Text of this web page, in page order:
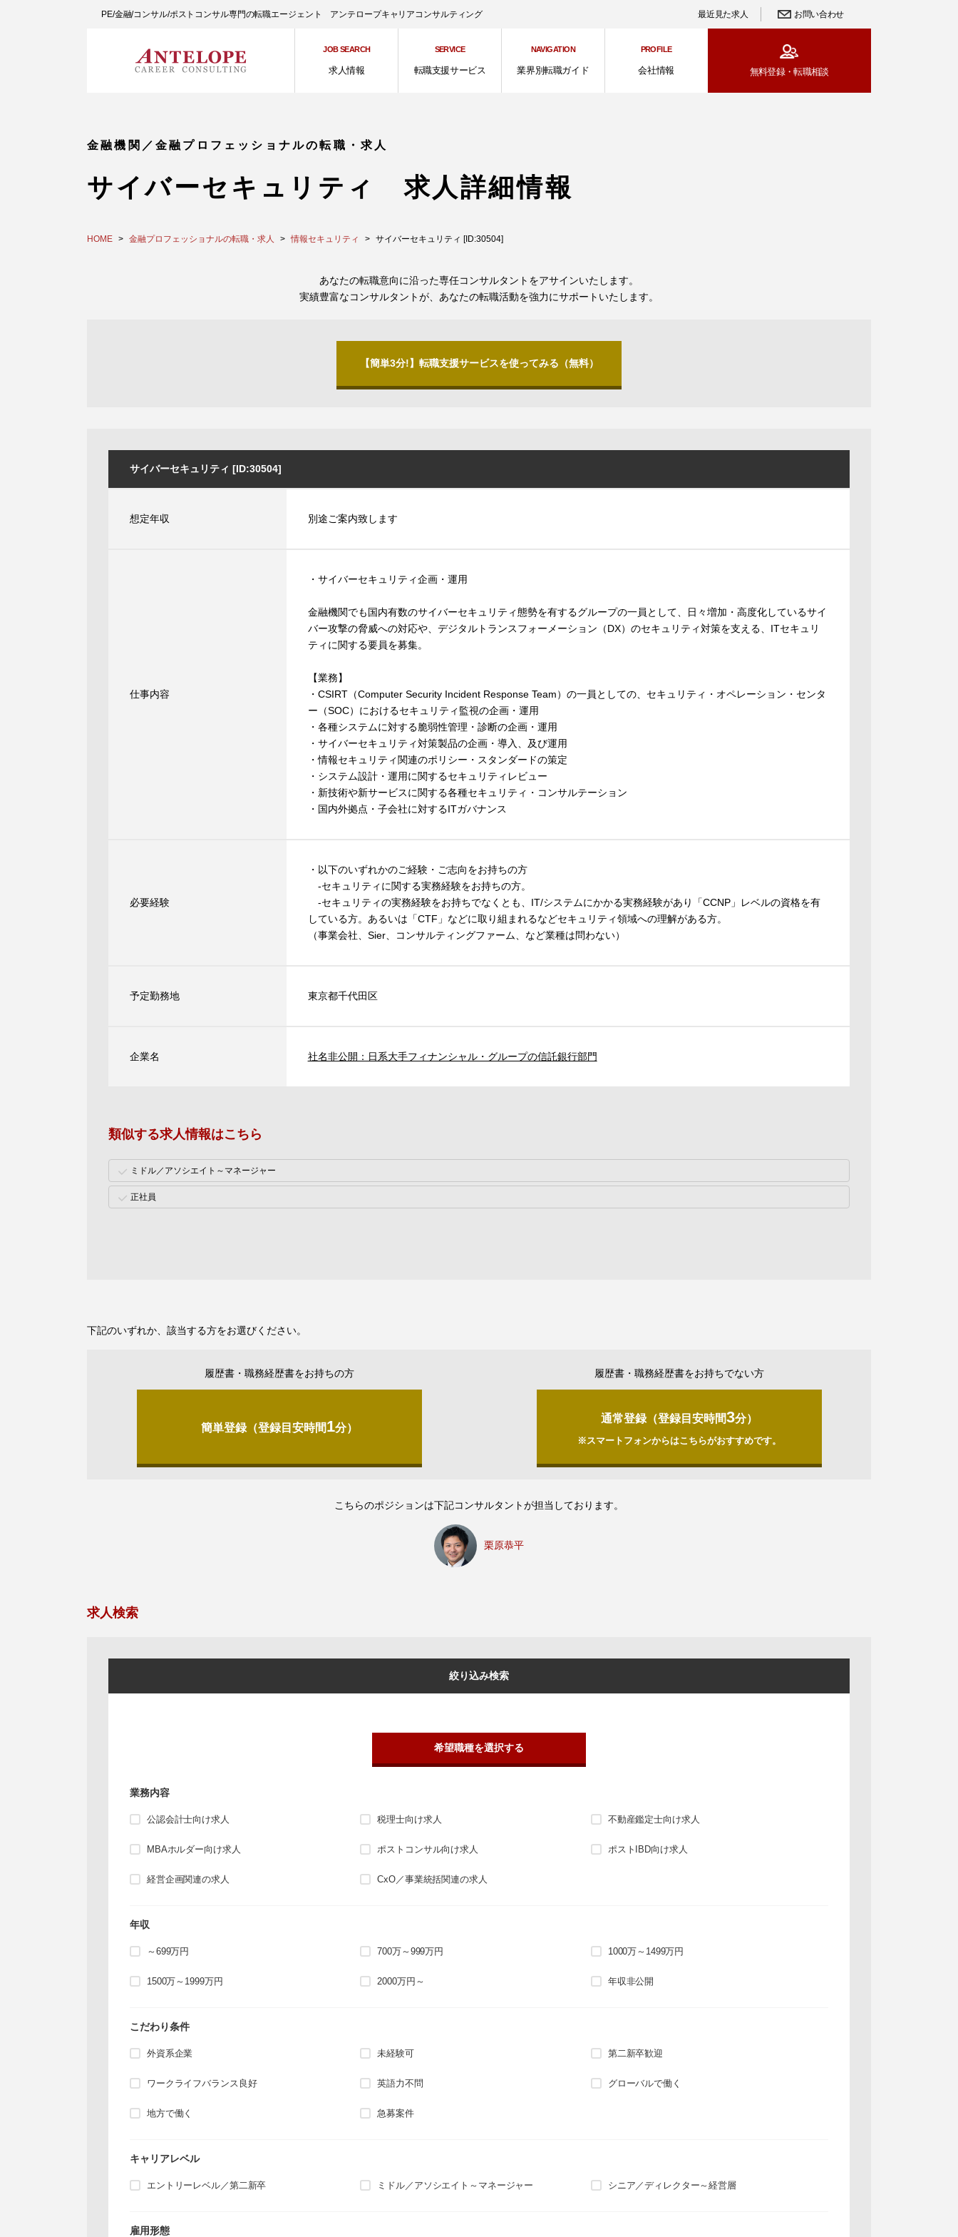
PE/金融/コンサル/ポストコンサル専門の転職エージェント アンテロープキャリアコンサルティング 最近見た求人 お問い合わせ
JOB SEARCH
求人情報
SERVICE
転職支援サービス
NAVIGATION
業界別転職ガイド
PROFILE
会社情報 無料登録・転職相談
金融機関／金融プロフェッショナルの転職・求人
サイバーセキュリティ 求人詳細情報
HOME 金融プロフェッショナルの転職・求人 情報セキュリティ サイバーセキュリティ [ID:30504]
あなたの転職意向に沿った専任コンサルタントをアサインいたします。
実績豊富なコンサルタントが、あなたの転職活動を強力にサポートいたします。
【簡単3分!】転職支援サービスを使ってみる（無料）
サイバーセキュリティ [ID:30504]
想定年収 別途ご案内致します
仕事内容
・サイバーセキュリティ企画・運用
金融機関でも国内有数のサイバーセキュリティ態勢を有するグループの一員として、日々増加・高度化しているサイ
バー攻撃の脅威への対応や、デジタルトランスフォーメーション（DX）のセキュリティ対策を支える、ITセキュリ
ティに関する要員を募集。
【業務】
・CSIRT（Computer Security Incident Response Team）の一員としての、セキュリティ・オペレーション・センタ
ー（SOC）におけるセキュリティ監視の企画・運用
・各種システムに対する脆弱性管理・診断の企画・運用
・サイバーセキュリティ対策製品の企画・導入、及び運用
・情報セキュリティ関連のポリシー・スタンダードの策定
・システム設計・運用に関するセキュリティレビュー
・新技術や新サービスに関する各種セキュリティ・コンサルテーション
・国内外拠点・子会社に対するITガバナンス
必要経験
・以下のいずれかのご経験・ご志向をお持ちの方
-セキュリティに関する実務経験をお持ちの方。
-セキュリティの実務経験をお持ちでなくとも、IT/システムにかかる実務経験があり「CCNP」レベルの資格を有
している方。あるいは「CTF」などに取り組まれるなどセキュリティ領域への理解がある方。
（事業会社、Sier、コンサルティングファーム、など業種は問わない）
予定勤務地 東京都千代田区
企業名 社名非公開：日系大手フィナンシャル・グループの信託銀行部門
類似する求人情報はこちら
ミドル／アソシエイト～マネージャー
正社員
下記のいずれか、該当する方をお選びください。
履歴書・職務経歴書をお持ちの方
簡単登録（登録目安時間1分）
履歴書・職務経歴書をお持ちでない方
通常登録（登録目安時間3分）
※スマートフォンからはこちらがおすすめです。
こちらのポジションは下記コンサルタントが担当しております。
栗原恭平
求人検索
絞り込み検索
希望職種を選択する
業務内容
公認会計士向け求人 税理士向け求人 不動産鑑定士向け求人
MBAホルダー向け求人 ポストコンサル向け求人 ポストIBD向け求人
経営企画関連の求人 CxO／事業統括関連の求人
年収
～699万円 700万～999万円 1000万～1499万円
1500万～1999万円 2000万円～ 年収非公開
こだわり条件
外資系企業 未経験可 第二新卒歓迎
ワークライフバランス良好 英語力不問 グローバルで働く
地方で働く 急募案件
キャリアレベル
エントリーレベル／第二新卒 ミドル／アソシエイト～マネージャー シニア／ディレクター～経営層
雇用形態